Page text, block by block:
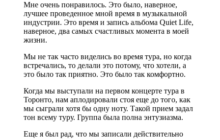
Мне очень понравилось. Это было, наверное,
лучшее проведенное мной время в музыкальной
индустрии. Это время и запись альбома Quiet Life,
наверное, два самых счастливых момента в моей
жизни.
Мы не так часто виделись во время тура, но когда
встречались, то делали это потому, что хотели, а
это было так приятно. Это было так комфортно.
Когда мы выступали на первом концерте тура в
Торонто, нам аплодировали стоя еще до того, как
мы сыграли хотя бы одну ноту. Такой прием задал
тон всему туру. Группа была полна энтузиазма.
Еще я был рад, что мы записали действительно